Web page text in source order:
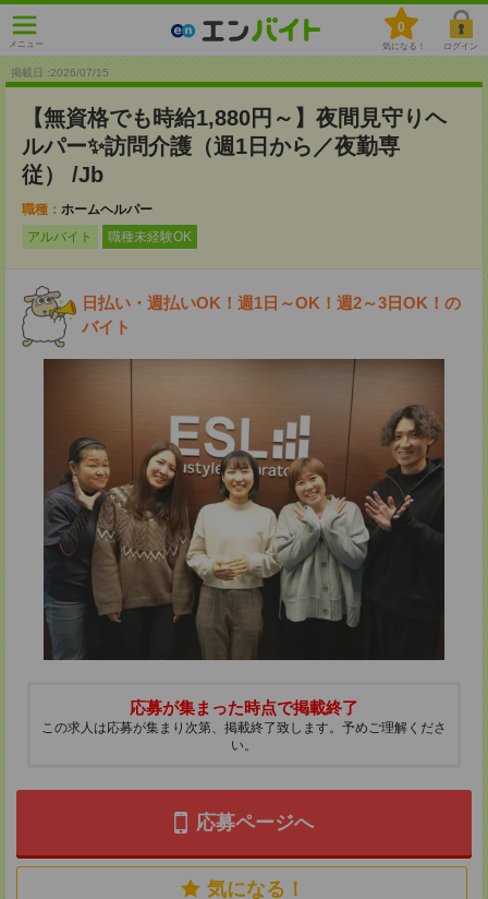
メニュー
0
気になる！ ログイン
掲載日 :2026/07/15
【無資格でも時給1,880円～】夜間見守りヘ
ルパー✨訪問介護（週1日から／夜勤専
従） /Jb
職種： ホームヘルパー
アルバイト
職種未経験OK
日払い・週払いOK！週1日～OK！週2～3日OK！の
バイト
応募が集まった時点で掲載終了
この求人は応募が集まり次第、掲載終了致します。予めご理解くださ
い。
応募ページへ
気になる！